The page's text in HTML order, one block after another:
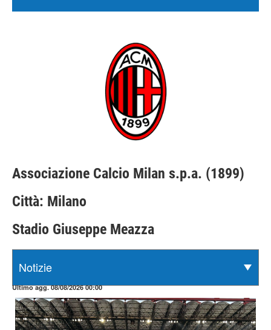
Associazione Calcio Milan s.p.a. (1899)
Città: Milano
Stadio Giuseppe Meazza
Ultimo agg. 08/08/2026 00:00